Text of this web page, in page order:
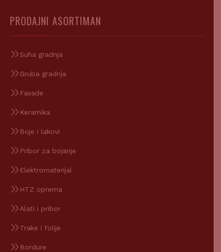
PRODAJNI ASORTIMAN
Suha gradnja
Gruba gradnja
Fasade
Keramika
Boje i lakovi
Pribor za bojanje
Elektromaterijal
HTZ oprema
Alati i pribor
Trake i folije
Bordure